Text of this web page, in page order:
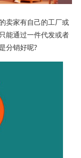
卖家有自己的工厂或
能通过一件代发或者
分销好呢?